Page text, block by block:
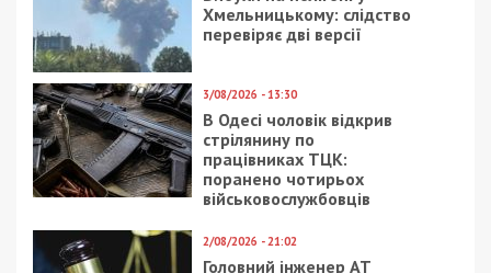
Следующая статья:
Військовослужбовець збив 25-річного
чоловіка та залишив його помирати на
узбіччі